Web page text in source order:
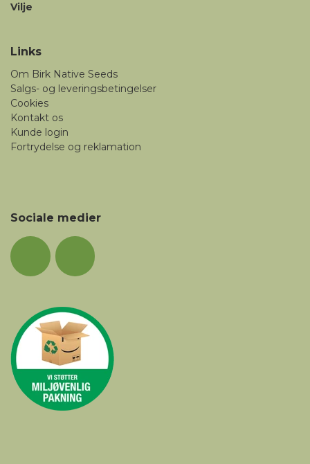
Vilje
Links
Om Birk Native Seeds
Salgs- og leveringsbetingelser
Cookies
Kontakt os
Kunde login
Fortrydelse og reklamation
Sociale medier